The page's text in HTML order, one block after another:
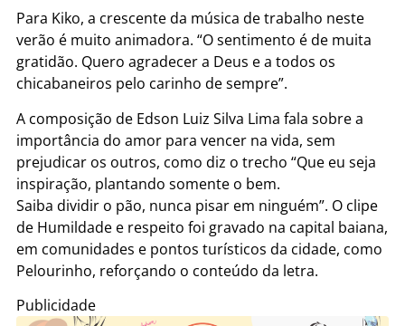
Para Kiko, a crescente da música de trabalho neste
verão é muito animadora. “O sentimento é de muita
gratidão. Quero agradecer a Deus e a todos os
chicabaneiros pelo carinho de sempre”.
A composição de Edson Luiz Silva Lima fala sobre a
importância do amor para vencer na vida, sem
prejudicar os outros, como diz o trecho “Que eu seja
inspiração, plantando somente o bem.
Saiba dividir o pão, nunca pisar em ninguém”. O clipe
de Humildade e respeito foi gravado na capital baiana,
em comunidades e pontos turísticos da cidade, como
Pelourinho, reforçando o conteúdo da letra.
Publicidade